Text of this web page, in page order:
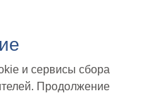
и сервисы сбора
Продолжение